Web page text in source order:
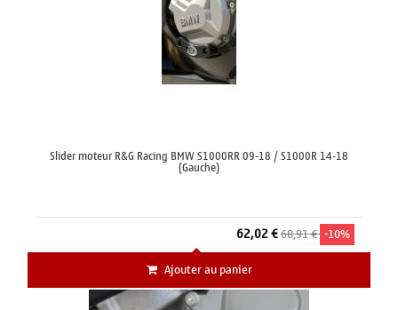
Slider moteur R&G Racing BMW S1000RR 09-18 / S1000R 14-18
(Gauche)
62,02 €68,91 € -10%
Ajouter au panier